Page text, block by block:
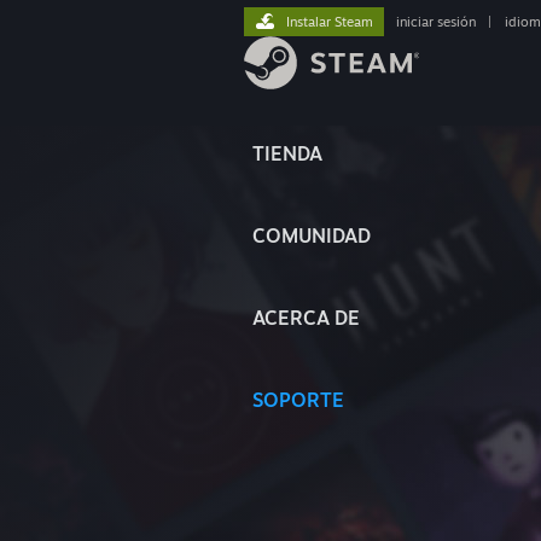
TIENDA
COMUNIDAD
ACERCA DE
SOPORTE
Instalar Steam iniciar sesión